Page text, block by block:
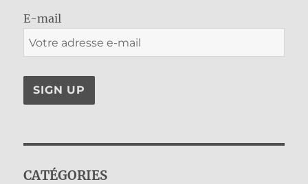
E-mail
CATÉGORIES